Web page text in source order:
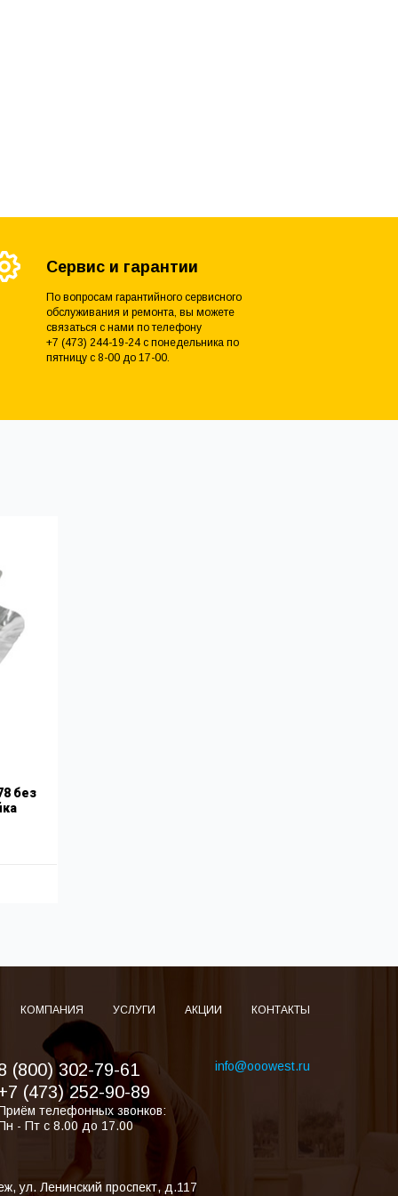
Сервис и гарантии
По вопросам гарантийного сервисного
обслуживания и ремонта, вы можете
связаться с нами по телефону
+7 (473) 244-19-24 с понедельника по
пятницу с 8-00 до 17-00.
без
КОМПАНИЯ УСЛУГИ АКЦИИ КОНТАКТЫ
(800) 302-79-61
(473) 252-90-89
телефонных звонков:
- Пт с 8.00 до 17.00
info@ooowest.ru
,ул. Ленинский проспект, д.117